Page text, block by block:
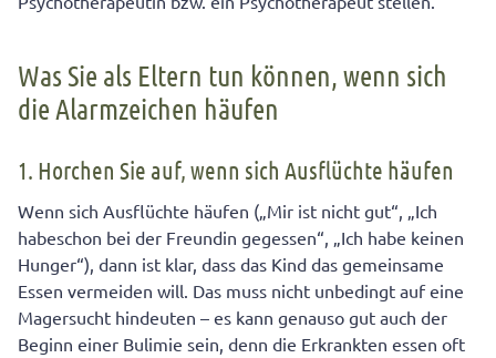
Was Sie als Eltern tun können, wenn sich
die Alarmzeichen häufen
1. Horchen Sie auf, wenn sich Ausflüchte häufen
Wenn sich Ausflüchte häufen („Mir ist nicht gut“, „Ich
habeschon bei der Freundin gegessen“, „Ich habe keinen
Hunger“), dann ist klar, dass das Kind das gemeinsame
Essen vermeiden will. Das muss nicht unbedingt auf eine
Magersucht hindeuten – es kann genauso gut auch der
Beginn einer Bulimie sein, denn die Erkrankten essen oft